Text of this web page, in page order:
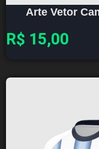
Arte Vetor
R$ 15,00